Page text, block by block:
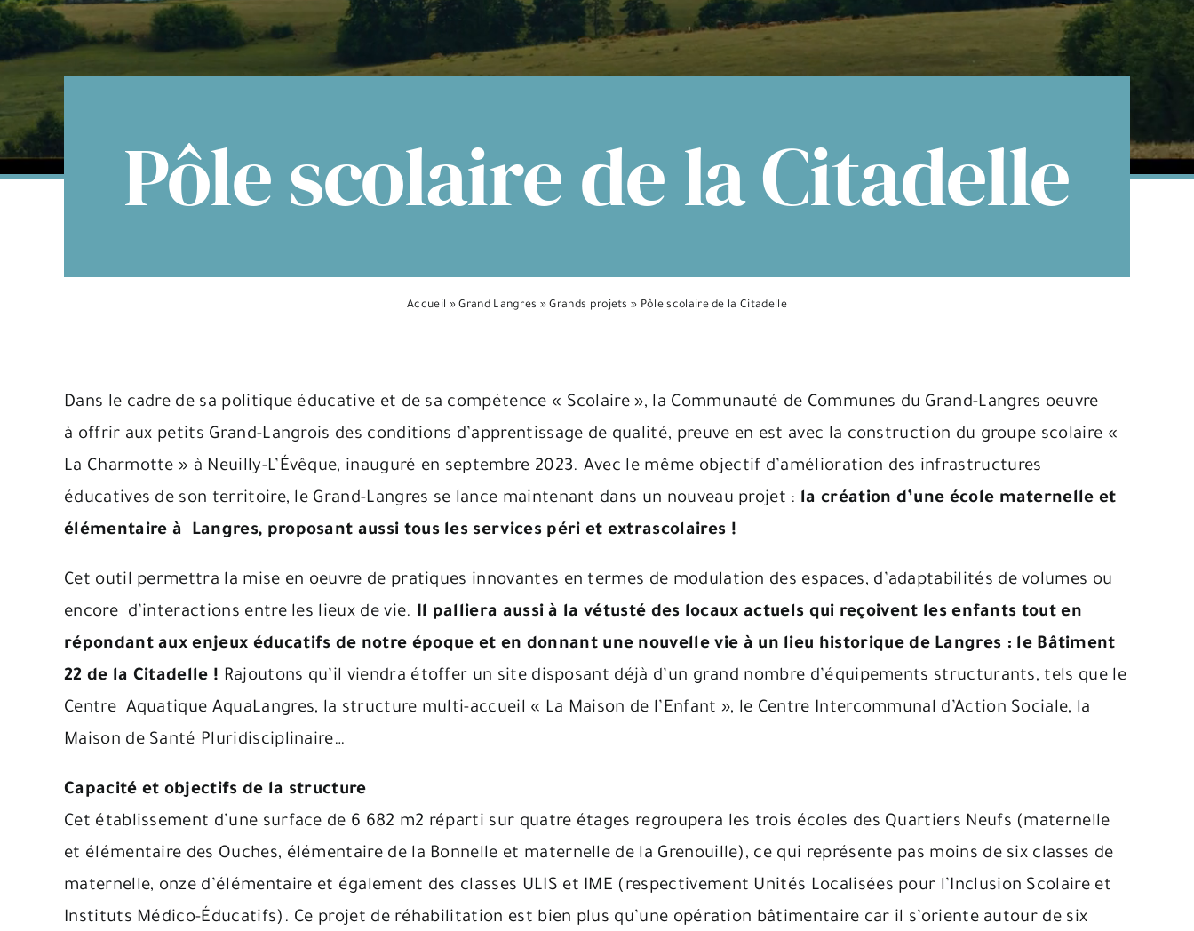
Pôle scolaire de la Citadelle
Accueil »Grand Langres »Grands projets » Pôle scolaire de la Citadelle
Dans le cadre de sa politique éducative et de sa compétence « Scolaire », la Communauté de Communes du Grand-Langres oeuvre
à offrir aux petits Grand-Langrois des conditions d’apprentissage de qualité, preuve en est avec la construction du groupe scolaire «
La Charmotte » à Neuilly-L’Évêque, inauguré en septembre 2023. Avec le même objectif d’amélioration des infrastructures
éducatives de son territoire, le Grand-Langres se lance maintenant dans un nouveau projet : la création d’une école maternelle et
élémentaire à Langres, proposant aussi tous les services péri et extrascolaires !
Cet outil permettra la mise en oeuvre de pratiques innovantes en termes de modulation des espaces, d’adaptabilités de volumes ou
encore d’interactions entre les lieux de vie. Il palliera aussi à la vétusté des locaux actuels qui reçoivent les enfants tout en
répondant aux enjeux éducatifs de notre époque et en donnant une nouvelle vie à un lieu historique de Langres : le Bâtiment
22 de la Citadelle ! Rajoutons qu’il viendra étoffer un site disposant déjà d’un grand nombre d’équipements structurants, tels que le
Centre Aquatique AquaLangres, la structure multi-accueil « La Maison de l’Enfant », le Centre Intercommunal d’Action Sociale, la
Maison de Santé Pluridisciplinaire…
Capacité et objectifs de la structure
Cet établissement d’une surface de 6 682 m2 réparti sur quatre étages regroupera les trois écoles des Quartiers Neufs (maternelle
et élémentaire des Ouches, élémentaire de la Bonnelle et maternelle de la Grenouille), ce qui représente pas moins de six classes de
maternelle, onze d’élémentaire et également des classes ULIS et IME (respectivement Unités Localisées pour l’Inclusion Scolaire et
Instituts Médico-Éducatifs). Ce projet de réhabilitation est bien plus qu’une opération bâtimentaire car il s’oriente autour de six